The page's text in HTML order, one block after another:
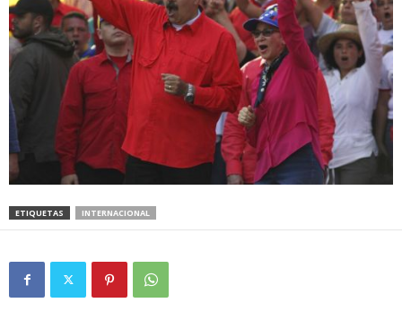
ETIQUETAS INTERNACIONAL